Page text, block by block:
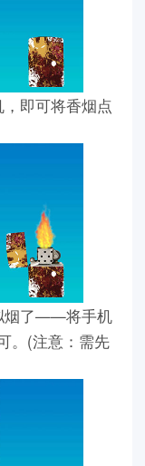
即可将香烟点
烟了——将手机
。(注意：需先